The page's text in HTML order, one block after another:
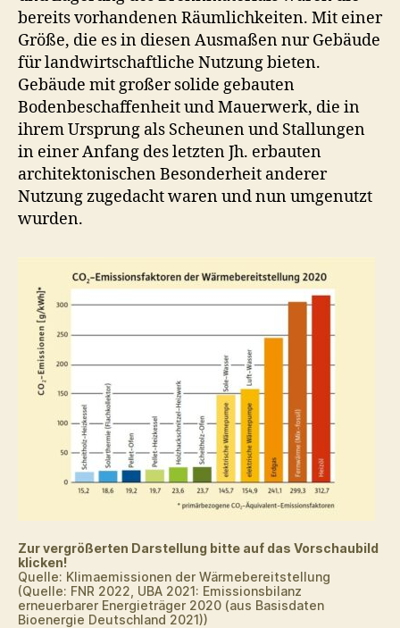
bereits vorhandenen Räumlichkeiten. Mit einer
Größe, die es in diesen Ausmaßen nur Gebäude
für landwirtschaftliche Nutzung bieten.
Gebäude mit großer solide gebauten
Bodenbeschaffenheit und Mauerwerk, die in
ihrem Ursprung als Scheunen und Stallungen
in einer Anfang des letzten Jh. erbauten
architektonischen Besonderheit anderer
Nutzung zugedacht waren und nun umgenutzt
wurden.
Zur vergrößerten Darstellung bitte auf das Vorschaubild
klicken!
Quelle: Klimaemissionen der Wärmebereitstellung
(Quelle: FNR 2022, UBA 2021: Emissionsbilanz
erneuerbarer Energieträger 2020 (aus Basisdaten
Bioenergie Deutschland 2021))